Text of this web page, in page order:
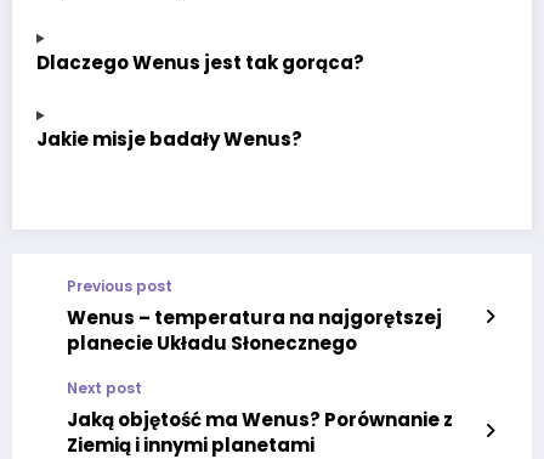
Dlaczego Wenus jest tak gorąca?
Jakie misje badały Wenus?
Previous post
Wenus – temperatura na najgorętszej
planecie Układu Słonecznego
Next post
Jaką objętość ma Wenus? Porównanie z
Ziemią i innymi planetami